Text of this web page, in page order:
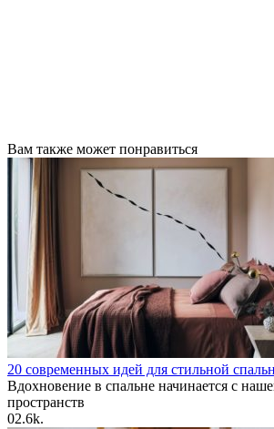
Вам также может понравиться
20 современных идей для стильной
Вдохновение в спальне начинается с
пространств
02.6k.